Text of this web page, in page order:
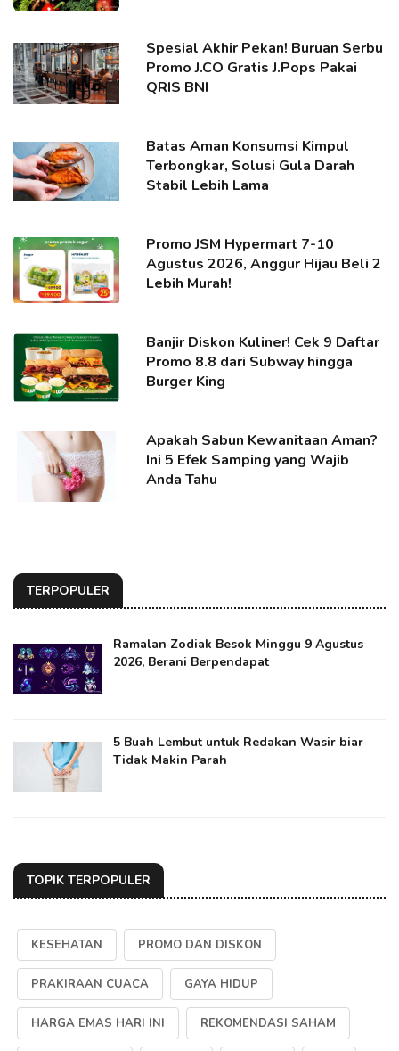
Spesial Akhir Pekan! Buruan Serbu
Promo J.CO Gratis J.Pops Pakai
QRIS BNI
Batas Aman Konsumsi Kimpul
Terbongkar, Solusi Gula Darah
Stabil Lebih Lama
Promo JSM Hypermart 7-10
Agustus 2026, Anggur Hijau Beli 2
Lebih Murah!
Banjir Diskon Kuliner! Cek 9 Daftar
Promo 8.8 dari Subway hingga
Burger King
Apakah Sabun Kewanitaan Aman?
Ini 5 Efek Samping yang Wajib
Anda Tahu
TERPOPULER
Ramalan Zodiak Besok Minggu 9 Agustus
2026, Berani Berpendapat
5 Buah Lembut untuk Redakan Wasir biar
Tidak Makin Parah
TOPIK TERPOPULER
KESEHATAN PROMO DAN DISKON
PRAKIRAAN CUACA GAYA HIDUP
HARGA EMAS HARI INI REKOMENDASI SAHAM